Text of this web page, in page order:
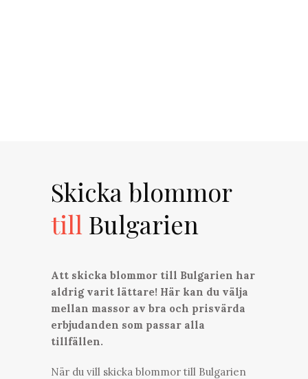
Skicka blommor
till Bulgarien
Att skicka blommor till Bulgarien har
aldrig varit lättare! Här kan du välja
mellan massor av bra och prisvärda
erbjudanden som passar alla
tillfällen.
När du vill skicka blommor till Bulgarien